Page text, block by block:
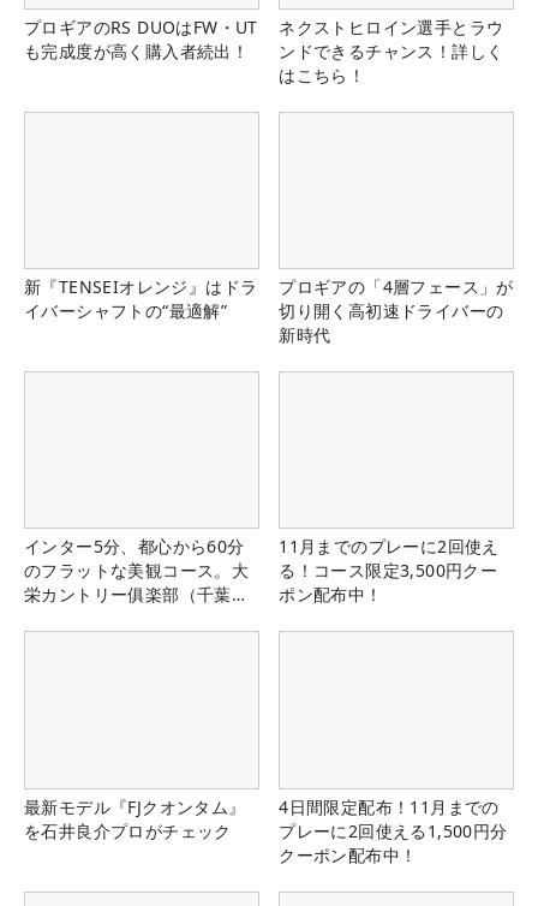
プロギアのRS DUOはFW・UT
も完成度が高く購入者続出！
ネクストヒロイン選手とラウ
ンドできるチャンス！詳しく
はこちら！
新『TENSEIオレンジ』はドラ
イバーシャフトの“最適解”
プロギアの「4層フェース」が
切り開く高初速ドライバーの
新時代
インター5分、都心から60分
のフラットな美観コース。大
栄カントリー俱楽部（千葉
11月までのプレーに2回使え
る！コース限定3,500円クー
ポン配布中！
最新モデル『FJクオンタム』
を石井良介プロがチェック
4日間限定配布！11月までの
プレーに2回使える1,500円分
クーポン配布中！